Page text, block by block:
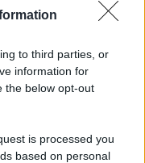
to third parties, or
information for
the below opt-out
is processed you
based on personal